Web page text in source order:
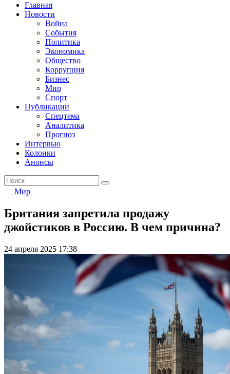
Главная
Новости
Война
События
Политика
Экономика
Общество
Коррупция
Бизнес
Мир
Спорт
Публикации
Спецтема
Аналитика
Прогноз
Интервью
Колонки
Анонсы
Мир
Британия запретила продажу
джойстиков в Россию. В чем причина?
24 апреля 2025 17:38